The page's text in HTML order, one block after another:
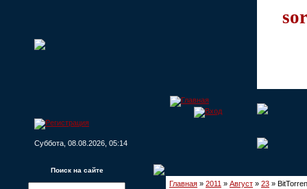
Суббота, 08.08.2026, 05:14
Поиск на сайте
Главная » 2011 » Август » 23 »